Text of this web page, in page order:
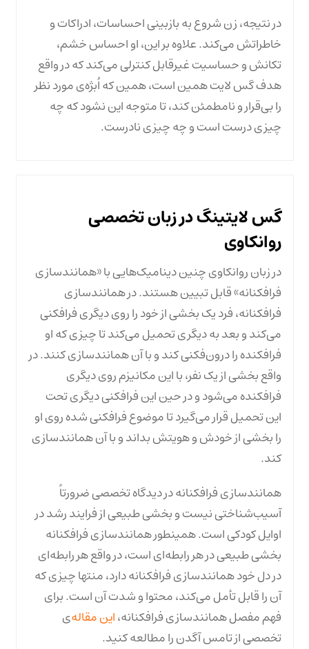
در نتیجه، زن شروع به بازبینی احساسات، ادراکات و
خاطراتش می‌کند. علاوه بر این، او احساس خشم،
تکانش و حساسیت غیرقابل کنترلی می‌کند که در واقع
هدف گس لایت همین است، همین که اُبژه‌ی مورد نظر
را بی‌قرار و نامطمئن کند، تا متوجه این نشود که چه
چیزی درست است و چه چیزی نادرست.
گس لایتینگ در زبان تخصصی
روانکاوی
در زبان روانکاوی چنین دینامیک‌هایی با «همانندسازی
فرافکنانه» قابل تبیین هستند. در همانندسازی
فرافکنانه، فرد یک بخشی از خود را روی دیگری فرافکنی
می‌کند و بعد به دیگری تحمیل می‌کند تا چیزی که او
فرافکنده را درون‌فکنی کند و با آن همانندسازی کنند. در
واقع بخشی از یک نفر، با این مکانیزم روی دیگری
فرافکنده می‌شود و در حین این فرافکنی دیگری تحت
این تحمیل قرار می‌گیرد تا موضوع فرافکنی شده روی او
را بخشی از خودش و هویتش بداند و با آن همانندسازی
کند.
همانندسازی فرافکنانه در دیدگاه تخصصی ضرورتاً
آسیب‌شناختی نیست و بخشی طبیعی از فرایند رشد در
اوایل کودکی است. همینطور همانندسازی فرافکنانه
بخشی طبیعی در هر رابطه‌ای است، در واقع هر رابطه‌ای
در دل خود همانندسازی فرافکنانه دارد، منتها چیزی که
آن را قابل تأمل می‌کند، محتوا و شدت آن است. برای
فهم مفصل همانندسازی فرافکنانه،این مقاله‌ی
تخصصی از تامس آگدن را مطالعه کنید.